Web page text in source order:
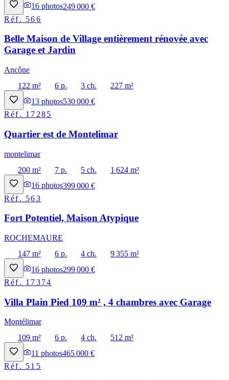
16 photos249 000 €
Réf. 566
Belle Maison de Village entièrement rénovée avec
Garage et Jardin
Ancône
122 m²
6 p. 3 ch.
227 m²
13 photos530 000 €
Réf. 17285
Quartier est de Montelimar
montelimar
200 m²
7 p. 5 ch.
1 624 m²
16 photos399 000 €
Réf. 563
Fort Potentiel, Maison Atypique
ROCHEMAURE
147 m²
6 p. 4 ch.
9 355 m²
16 photos299 000 €
Réf. 17374
Villa Plain Pied 109 m² , 4 chambres avec Garage
Montélimar
109 m²
6 p. 4 ch.
512 m²
11 photos465 000 €
Réf. 515